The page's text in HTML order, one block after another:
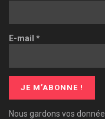
E-mail *
Nous gardons vos